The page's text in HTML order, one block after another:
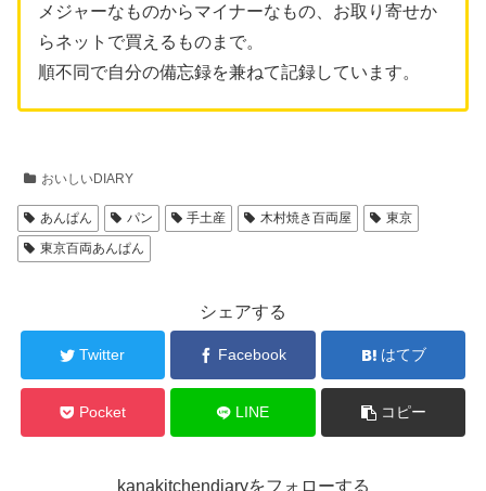
メジャーなものからマイナーなもの、お取り寄せか
らネットで買えるものまで。
順不同で自分の備忘録を兼ねて記録しています。
おいしいDIARY
あんぱん パン 手土産 木村焼き百両屋
東京
東京百両あんぱん
シェアする
Twitter Facebook はてブ
Pocket LINE コピー
kanakitchendiaryをフォローする